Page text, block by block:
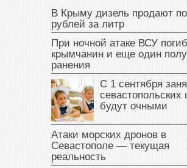
В Крыму дизель продают
рублей за литр
При ночной атаке ВСУ
крымчанин и еще один
ранения
С 1 сентября
севастопольских
будут очными
Атаки морских дронов в
Севастополе — текущая
реальность